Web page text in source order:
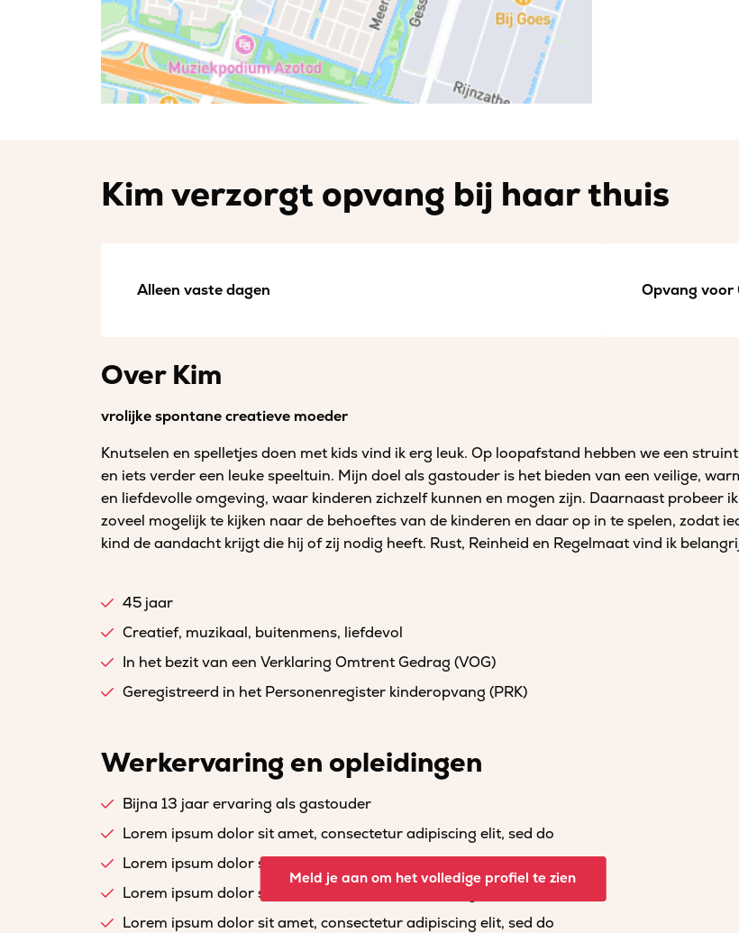
Kim verzorgt opvang bij haar thuis
Alleen vaste dagen Opvang voor
Over Kim
vrolijke spontane creatieve moeder
Knutselen en spelletjes doen met kids vind ik erg leuk. Op loopafstand hebben we een
en iets verder een leuke speeltuin. Mijn doel als gastouder is het bieden van een veilige,
en liefdevolle omgeving, waar kinderen zichzelf kunnen en mogen zijn. Daarnaast probeer ik
zoveel mogelijk te kijken naar de behoeftes van de kinderen en daar op in te spelen, zodat
kind de aandacht krijgt die hij of zij nodig heeft. Rust, Reinheid en Regelmaat vind ik
45 jaar
Creatief, muzikaal, buitenmens, liefdevol
In het bezit van een Verklaring Omtrent Gedrag (VOG)
Geregistreerd in het Personenregister kinderopvang (PRK)
Werkervaring en opleidingen
Bijna 13 jaar ervaring als gastouder
Lorem ipsum dolor sit amet, consectetur adipiscing elit, sed do
Lorem ipsum dolor sit amet, consectetur adipiscing elit, sed do
Lorem ipsum dolor sit amet, consectetur adipiscing elit, sed do
Lorem ipsum dolor sit amet, consectetur adipiscing elit, sed do
Meld je aan om het volledige profiel te zien